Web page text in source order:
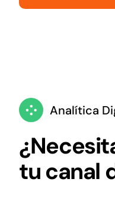
Analítica
tu canal